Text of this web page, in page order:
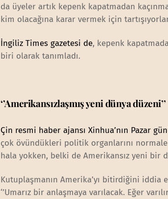
da üyeler artık kepenk kapatmadan
kim olacağına karar vermek için
İngiliz Times gazetesi de, kepenk
biri olarak tanımladı.
‘’Amerikansızlaşmış yeni dünya düzeni’’
Çin resmi haber ajansı Xinhua’nın Pazar
çok övündükleri politik organlarını
hala yokken, belki de Amerikansız yeni bir
Kutuplaşmanın Amerika’yı bitirdiğini iddia
‘’Umarız bir anlaşmaya varılacak. Eğer